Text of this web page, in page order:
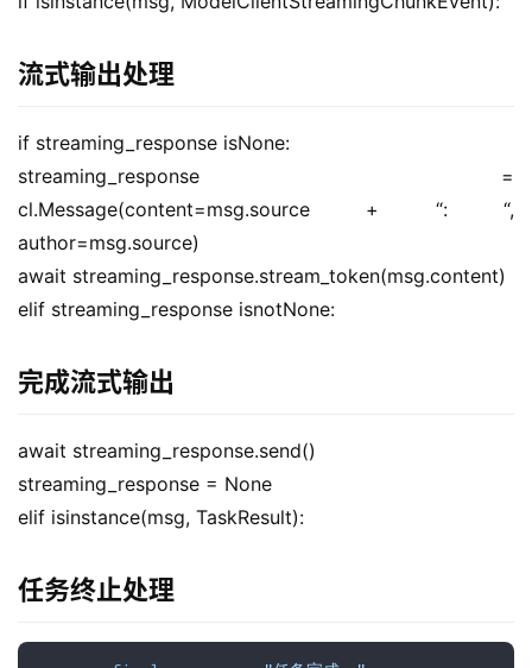
流式输出处理
if streaming_response isNone:
streaming_response =
cl.Message(content=msg.source + “: “,
author=msg.source)
await streaming_response.stream_token(msg.content)
elif streaming_response isnotNone:
完成流式输出
await streaming_response.send()
streaming_response = None
elif isinstance(msg, TaskResult):
任务终止处理